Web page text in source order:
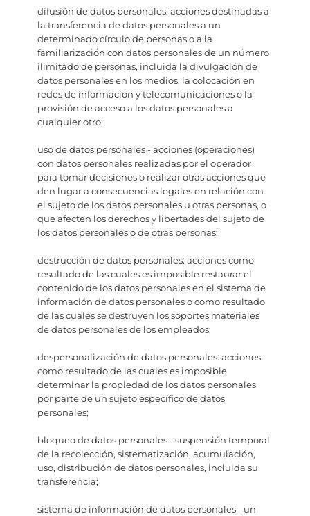
difusión de datos personales: acciones destinadas a
la transferencia de datos personales a un
determinado círculo de personas o a la
familiarización con datos personales de un número
ilimitado de personas, incluida la divulgación de
datos personales en los medios, la colocación en
redes de información y telecomunicaciones o la
provisión de acceso a los datos personales a
cualquier otro;
uso de datos personales - acciones (operaciones)
con datos personales realizadas por el operador
para tomar decisiones o realizar otras acciones que
den lugar a consecuencias legales en relación con
el sujeto de los datos personales u otras personas, o
que afecten los derechos y libertades del sujeto de
los datos personales o de otras personas;
destrucción de datos personales: acciones como
resultado de las cuales es imposible restaurar el
contenido de los datos personales en el sistema de
información de datos personales o como resultado
de las cuales se destruyen los soportes materiales
de datos personales de los empleados;
despersonalización de datos personales: acciones
como resultado de las cuales es imposible
determinar la propiedad de los datos personales
por parte de un sujeto específico de datos
personales;
bloqueo de datos personales - suspensión temporal
de la recolección, sistematización, acumulación,
uso, distribución de datos personales, incluida su
transferencia;
sistema de información de datos personales - un